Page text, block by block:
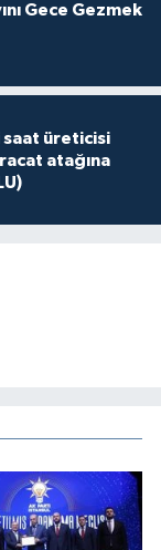
Gece Gezmek
saat üreticisi
atağına